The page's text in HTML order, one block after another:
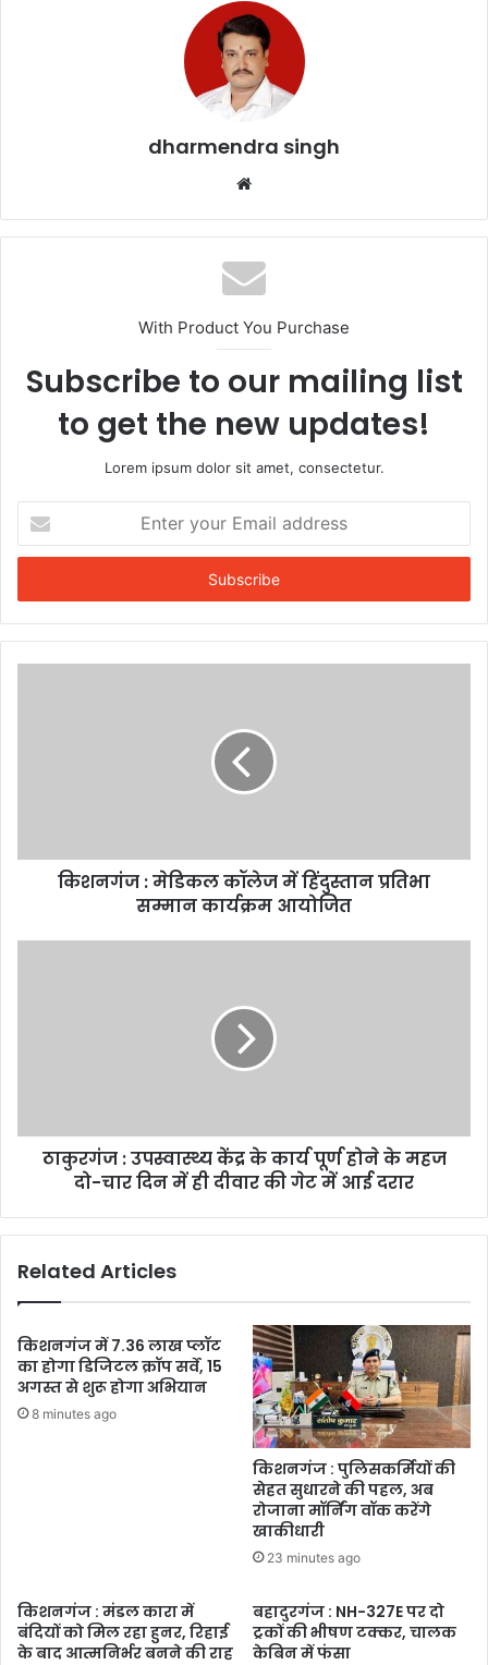
A
p
dharmendra singh
Website
With Product You Purchase
Subscribe to our mailing list
to get the new updates!
Lorem ipsum dolor sit amet, consectetur.
your
Email
किशनगंज : मेडिकल कॉलेज में हिंदुस्तान प्रतिभा
सम्मान कार्यक्रम आयोजित
ठाकुरगंज : उपस्वास्थ्य केंद्र के कार्य पूर्ण होने के महज
दो-चार दिन में ही दीवार की गेट में आई दरार
Related Articles
किशनगंज में 7.36 लाख प्लॉट
का होगा डिजिटल क्रॉप सर्वे, 15
अगस्त से शुरू होगा अभियान
8 minutes ago
किशनगंज : पुलिसकर्मियों की
सेहत सुधारने की पहल, अब
रोजाना मॉर्निंग वॉक करेंगे
खाकीधारी
23 minutes ago
किशनगंज : मंडल कारा में
बंदियों को मिल रहा हुनर, रिहाई
के बाद आत्मनिर्भर बनने की राह
बहादुरगंज : NH-327E पर दो
ट्रकों की भीषण टक्कर, चालक
केबिन में फंसा